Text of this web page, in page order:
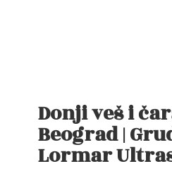
Donji veš i
Beograd |
Lormar